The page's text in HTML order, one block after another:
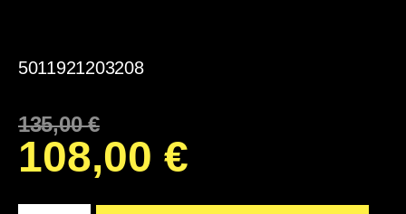
5011921203208
135,00€
108,00 €